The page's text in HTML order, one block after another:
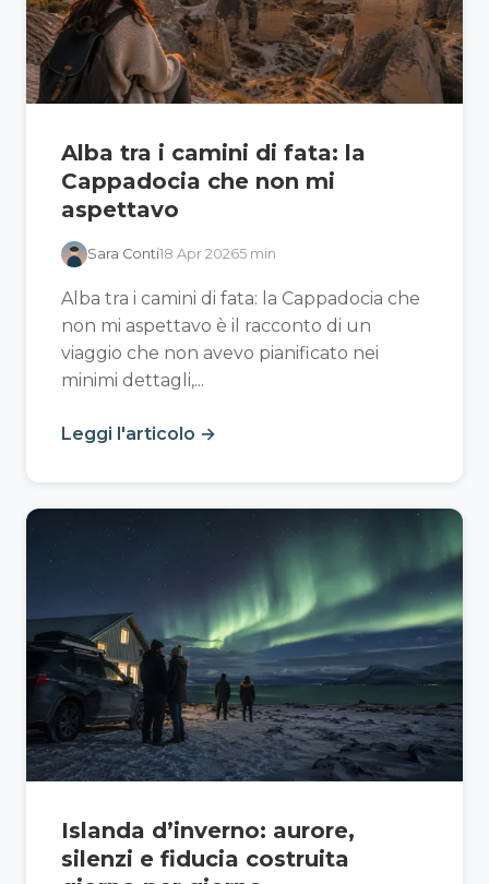
Alba tra i camini di fata: la
Cappadocia che non mi
aspettavo
Sara Conti18 Apr 20265 min
Alba tra i camini di fata: la Cappadocia che
non mi aspettavo è il racconto di un
viaggio che non avevo pianificato nei
minimi dettagli,...
Leggi l'articolo →
Islanda d’inverno: aurore,
silenzi e fiducia costruita